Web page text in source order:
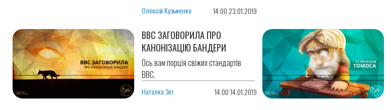
Олексій Кузьменко 14:00 23.01.2019
BBC ЗАГОВОРИЛА ПРО
КАНОНІЗАЦІЮ БАНДЕРИ
Oсь вам порція свіжих стандартів
BBC.
Наталка Зет 14:00 14.01.2019